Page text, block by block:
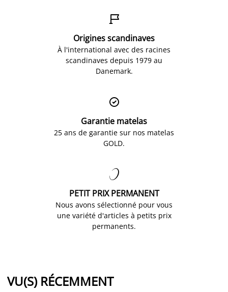

Origines scandinaves
À l'international avec des racines
scandinaves depuis 1979 au
Danemark.

Garantie matelas
25 ans de garantie sur nos matelas
GOLD.

PETIT PRIX PERMANENT
Nous avons sélectionné pour vous
une variété d'articles à petits prix
permanents.
VU(S) RÉCEMMENT